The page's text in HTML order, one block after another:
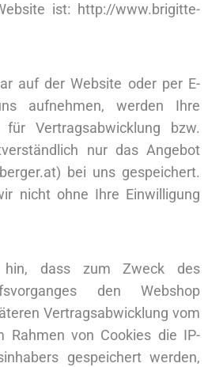
ist: http://www.brigitte-
auf der Website oder per E-
aufnehmen, werden Ihre
Vertragsabwicklung bzw.
nur das Angebot
bei uns gespeichert.
nicht ohne Ihre Einwilligung
dass zum Zweck des
den Webshop
Vertragsabwicklung vom
Rahmen von Cookies die IP-
gespeichert werden,